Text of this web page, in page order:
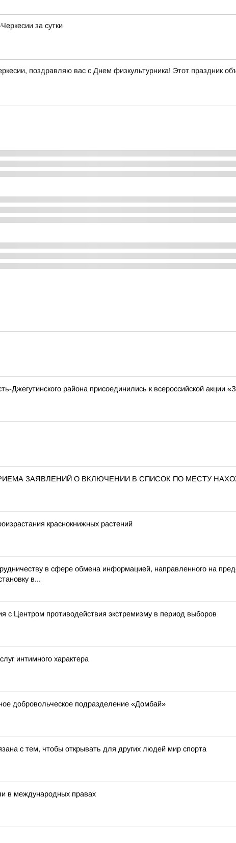
за сутки
поздравляю вас с Днем физкультурника! Этот праздник
Джегутинского района присоединились к всероссийской акции
ЗАЯВЛЕНИЙ О ВКЛЮЧЕНИИ В СПИСОК ПО МЕСТУ
краснокнижных растений
в сфере обмена информацией, направленного на
в...
с Центром противодействия экстремизму в период выборов
интимного характера
добровольческое подразделение «Домбай»
с тем, чтобы открывать для других людей мир спорта
в международных правах